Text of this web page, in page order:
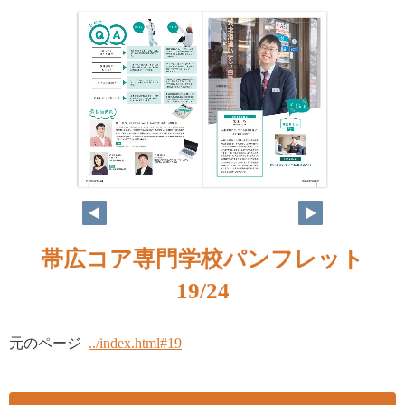
帯広コア専門学校パンフレット
19/24
元のページ ../index.html#19